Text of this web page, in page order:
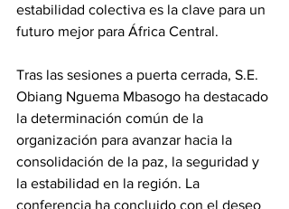
estabilidad colectiva es la clave para un
futuro mejor para África Central.
Tras las sesiones a puerta cerrada, S.E.
Obiang Nguema Mbasogo ha destacado
la determinación común de la
organización para avanzar hacia la
consolidación de la paz, la seguridad y
la estabilidad en la región. La
conferencia ha concluido con el deseo